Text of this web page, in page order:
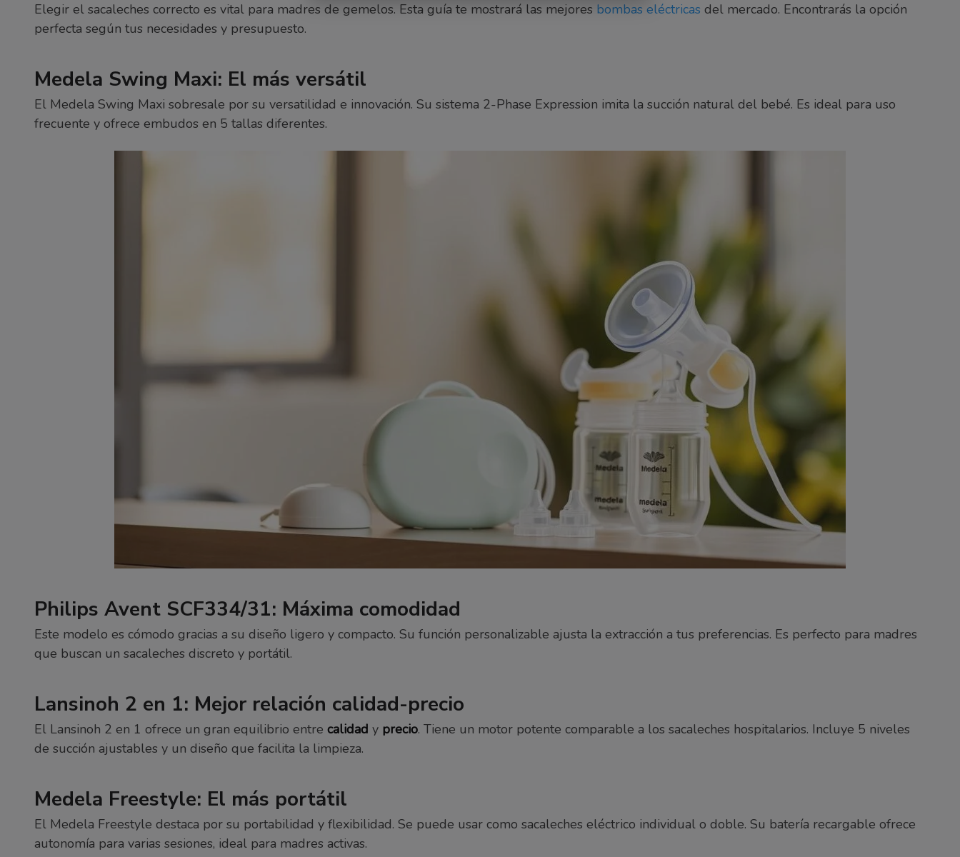
Elegir el sacaleches correcto es vital para madres de gemelos. Esta guía te mostrará las mejores bombas eléctricas del mercado. Encontrarás la opción
perfecta según tus necesidades y presupuesto.
Medela Swing Maxi: El más versátil
El Medela Swing Maxi sobresale por su versatilidad e innovación. Su sistema 2-Phase Expression imita la succión natural del bebé. Es ideal para uso
frecuente y ofrece embudos en 5 tallas diferentes.
Philips Avent SCF334/31: Máxima comodidad
Este modelo es cómodo gracias a su diseño ligero y compacto. Su función personalizable ajusta la extracción a tus preferencias. Es perfecto para madres
que buscan un sacaleches discreto y portátil.
Lansinoh 2 en 1: Mejor relación calidad-precio
El Lansinoh 2 en 1 ofrece un gran equilibrio entre calidad y precio. Tiene un motor potente comparable a los sacaleches hospitalarios. Incluye 5 niveles
de succión ajustables y un diseño que facilita la limpieza.
Medela Freestyle: El más portátil
El Medela Freestyle destaca por su portabilidad y flexibilidad. Se puede usar como sacaleches eléctrico individual o doble. Su batería recargable ofrece
autonomía para varias sesiones, ideal para madres activas.